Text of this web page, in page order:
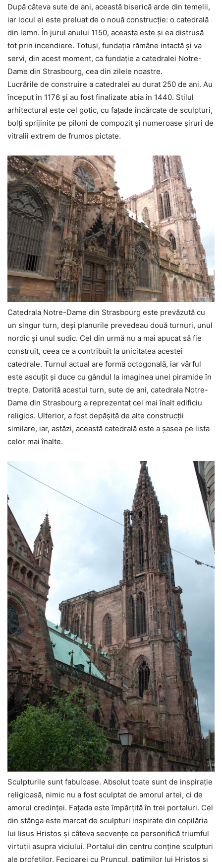
După câteva sute de ani, această biserică arde din temelii,
iar locul ei este preluat de o nouă construcţie: o catedrală
din lemn. În jurul anului 1150, aceasta este şi ea distrusă
tot prin incendiere. Totuşi, fundaţia rămâne intactă şi va
servi, din acest moment, ca fundaţie a catedralei Notre-
Dame din Strasbourg, cea din zilele noastre.
Lucrările de construire a catedralei au durat 250 de ani. Au
început în 1176 şi au fost finalizate abia în 1440. Stilul
arhitectural este cel gotic, cu faţade încărcate de sculpturi,
bolţi sprijinite pe piloni de compozit şi numeroase şiruri de
vitralii extrem de frumos pictate.
Catedrala Notre-Dame din Strasbourg este prevăzută cu
un singur turn, deşi planurile prevedeau două turnuri, unul
nordic şi unul sudic. Cel din urmă nu a mai apucat să fie
construit, ceea ce a contribuit la unicitatea acestei
catedrale. Turnul actual are formă octogonală, iar vârful
este ascuţit şi duce cu gândul la imaginea unei piramide în
trepte. Datorită acestui turn, sute de ani, catedrala Notre-
Dame din Strasbourg a reprezentat cel mai înalt edificiu
religios. Ulterior, a fost depăşită de alte construcţii
similare, iar, astăzi, această catedrală este a şasea pe lista
celor mai înalte.
Sculpturile sunt fabuloase. Absolut toate sunt de inspiraţie
religioasă, nimic nu a fost sculptat de amorul artei, ci de
amorul credinţei. Faţada este împărţită în trei portaluri. Cel
din stânga este marcat de sculpturi inspirate din copilăria
lui Iisus Hristos şi câteva secvenţe ce personifică triumful
virtuţii asupra viciului. Portalul din centru conţine sculpturi
ale profeţilor, Fecioarei cu Pruncul, patimilor lui Hristos şi